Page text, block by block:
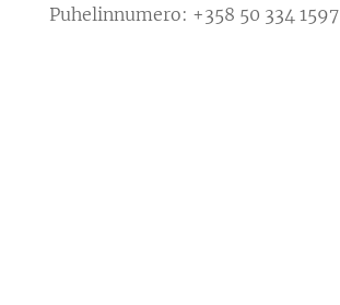
Puhelinnumero: +358 50 334 1597